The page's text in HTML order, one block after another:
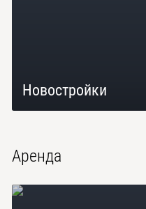
Новостройки
Аренда